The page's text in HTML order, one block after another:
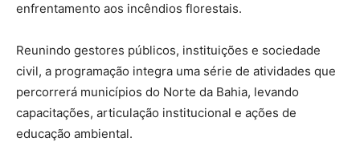
enfrentamento aos incêndios florestais.
Reunindo gestores públicos, instituições e sociedade
civil, a programação integra uma série de atividades que
percorrerá municípios do Norte da Bahia, levando
capacitações, articulação institucional e ações de
educação ambiental.